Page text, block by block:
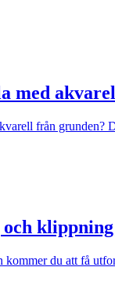
med
från
du att få